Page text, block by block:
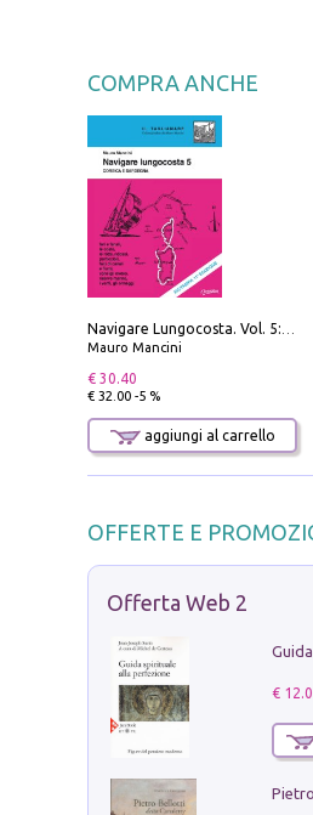
COMPRA ANCHE
Mauro Mancini
€ 30.40
€ 32.00 -5 %
aggiungi al carrello
OFFERTE E
Offerta Web 2
€